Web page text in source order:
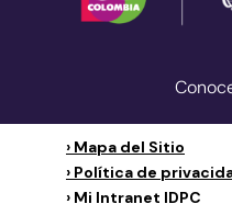
› Mapa del Sitio
› Política de
› Mi Intranet IDPC